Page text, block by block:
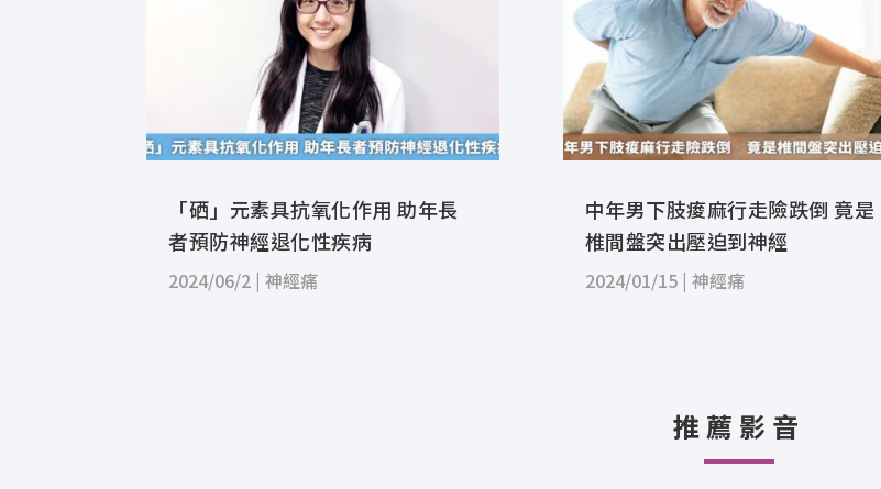
「硒」元素具抗氧化作用 助年長
者預防神經退化性疾病
2024/06/2 |神經痛
中年男下肢痠麻行走險跌倒 竟是
椎間盤突出壓迫到神經
2024/01/15| 神經痛
推薦影音